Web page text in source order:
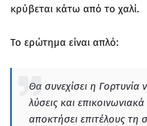
κρύβεται κάτω από το χαλί.
Το ερώτημα είναι απλό:
Θα συνεχίσει η Γορτυνία
λύσεις και
αποκτήσει επιτέλους